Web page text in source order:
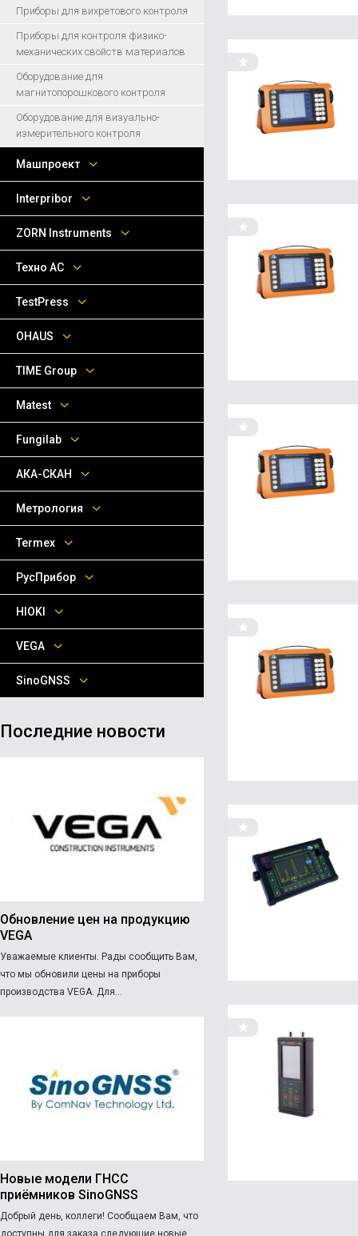
Приборы для вихретового контроля
Приборы для контроля физико-
механических свойств материалов
Оборудование для
магнитопорошкового контроля
Оборудование для визуально-
измерительного контроля
Машпроект
Interpribor
ZORN Instruments
Техно АС
TestPress
OHAUS
TIME Group
Matest
Fungilab
АКА-СКАН
Метрология
Termex
РусПрибор
HIOKI
VEGA
SinoGNSS
Последние новости
Обновление цен на продукцию
VEGA
Уважаемые клиенты. Рады сообщить Вам,
что мы обновили цены на приборы
производства VEGA. Для...
Новые модели ГНСС
приёмников SinoGNSS
Добрый день, коллеги! Сообщаем Вам, что
доступны для заказа следующие новые